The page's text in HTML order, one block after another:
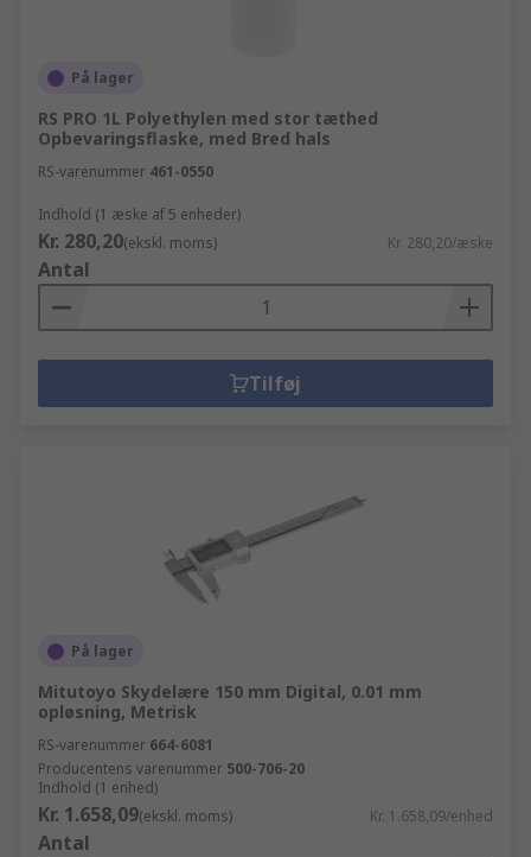
På lager
RS PRO 1L Polyethylen med stor tæthed
Opbevaringsflaske, med Bred hals
RS-varenummer 461-0550
Indhold (1 æske af 5 enheder)
Kr. 280,20(ekskl. moms) Kr. 280,20/æske
Antal
Tilføj
På lager
Mitutoyo Skydelære 150 mm Digital, 0.01 mm
opløsning, Metrisk
RS-varenummer 664-6081
Producentens varenummer 500-706-20
Indhold (1 enhed)
Kr. 1.658,09(ekskl. moms) Kr. 1.658,09/enhed
Antal